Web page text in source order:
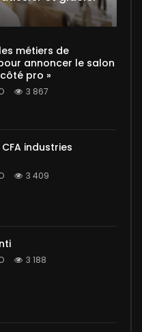
métiers de
annoncer le salon
pro »
3 867
industries
3 409
3 188